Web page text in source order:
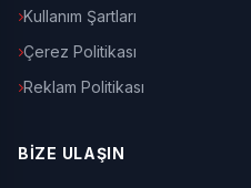
Kullanım Şartları
Çerez Politikası
Reklam Politikası
BİZE ULAŞIN